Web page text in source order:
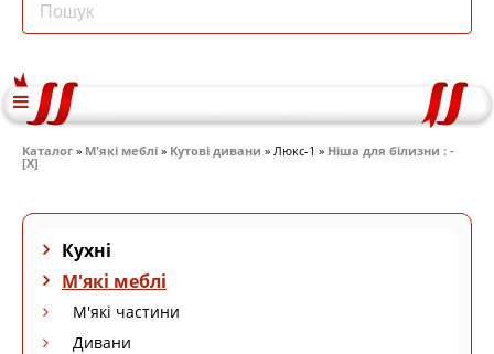
Каталог » М'які меблі » Кутові дивани » Люкс-1 » Ніша для білизни : -
[X]
Кухні
М'які меблі
М'які частини
Дивани